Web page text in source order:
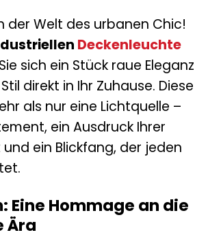
der Welt des urbanen Chic!
Deckenleuchte
sich ein Stück raue Eleganz
direkt in Ihr Zuhause. Diese
als nur eine Lichtquelle –
ein Ausdruck Ihrer
ein Blickfang, der jeden
Eine Hommage an die
Ära